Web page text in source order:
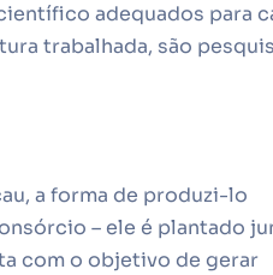
adequados para
trabalhada, são
a forma de produzi-lo
– ele é plantado
com o objetivo de gerar